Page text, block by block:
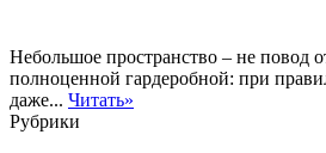
Небольшое пространство – не повод
полноценной гардеробной: при
даже... Читать»
Рубрики